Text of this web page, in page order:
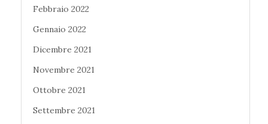
Febbraio 2022
Gennaio 2022
Dicembre 2021
Novembre 2021
Ottobre 2021
Settembre 2021